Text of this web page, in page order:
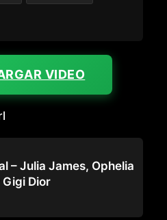
VIDEO
– Julia James, Ophelia
Gigi Dior